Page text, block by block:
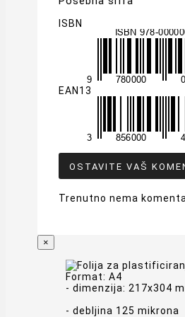
ISBN
EAN13
OSTAVITE VAŠ
Trenutno nema
×
Format: A4
- dimenzija: 217x304
- debljina 125 mikrona